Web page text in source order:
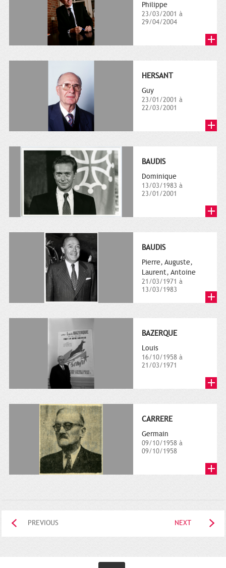
Philippe
23/03/2001 à
29/04/2004
HERSANT
Guy
23/01/2001 à
22/03/2001
BAUDIS
Dominique
13/03/1983 à
23/01/2001
BAUDIS
Pierre, Auguste,
Laurent, Antoine
21/03/1971 à
13/03/1983
BAZERQUE
Louis
16/10/1958 à
21/03/1971
CARRERE
Germain
09/10/1958 à
09/10/1958
PREVIOUS NEXT